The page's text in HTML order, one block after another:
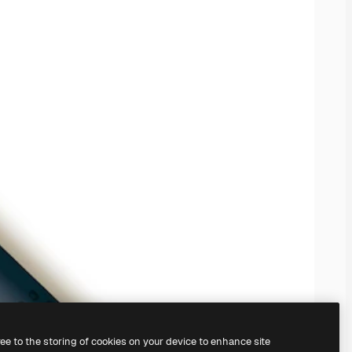
to the storing of cookies on your device to enhance site